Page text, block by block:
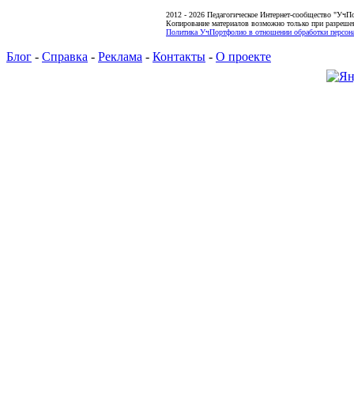
2012 - 2026 Педагогическое Интернет-сообщество
Копирование материалов возможно только при
Политика УчПортфолио в отношении обработки
Блог - Справка - Реклама - Контакты - О проекте